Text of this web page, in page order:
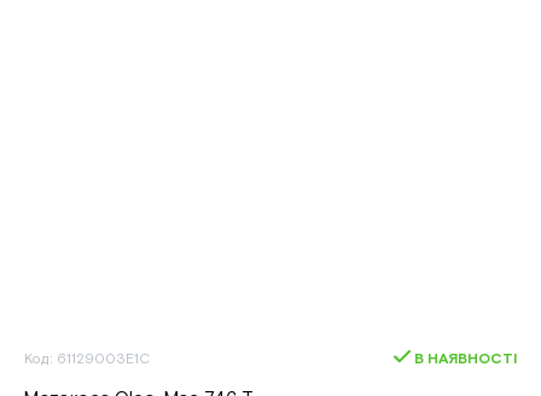
Код: 61129003E1C В НАЯВНОСТІ